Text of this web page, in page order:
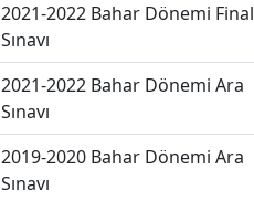
2021-2022 Bahar Dönemi Final
Sınavı
2021-2022 Bahar Dönemi Ara
Sınavı
2019-2020 Bahar Dönemi Ara
Sınavı